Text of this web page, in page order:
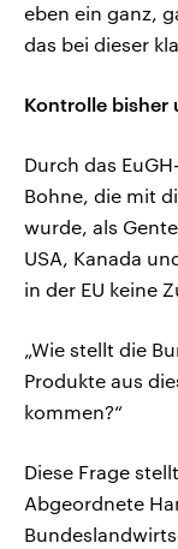
eben ein ganz,
das bei dieser
Kontrolle bisher
Durch das
Bohne, die mit
wurde, als
USA, Kanada
in der EU keine
„Wie stellt die
Produkte aus
kommen?“
Diese Frage
Abgeordnete